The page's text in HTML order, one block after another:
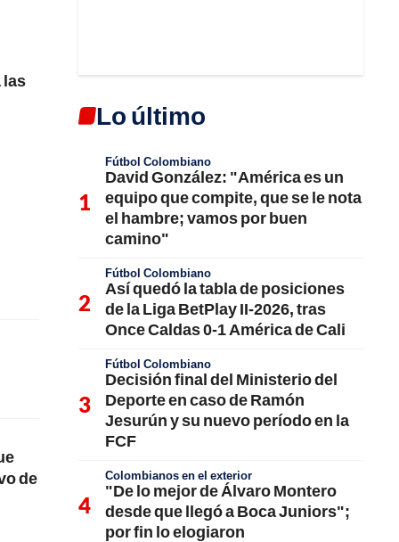
las
de
Lo último
Fútbol Colombiano
David González: "América es un
equipo que compite, que se le nota
el hambre; vamos por buen
camino"
Fútbol Colombiano
Así quedó la tabla de posiciones
de la Liga BetPlay II-2026, tras
Once Caldas 0-1 América de Cali
Fútbol Colombiano
Decisión final del Ministerio del
Deporte en caso de Ramón
Jesurún y su nuevo período en la
FCF
Colombianos en el exterior
"De lo mejor de Álvaro Montero
desde que llegó a Boca Juniors";
por fin lo elogiaron